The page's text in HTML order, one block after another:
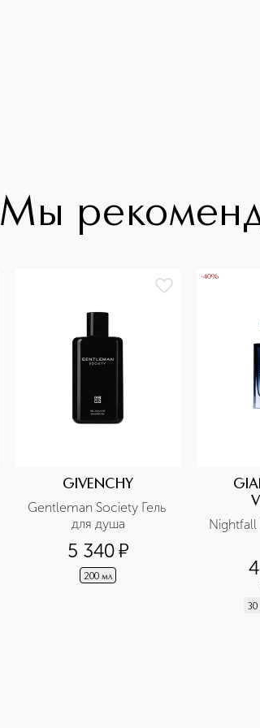
Мы
GIVENCHY
Gentleman Society Гель
для душа
5 340¤
200 мл
-40%
30